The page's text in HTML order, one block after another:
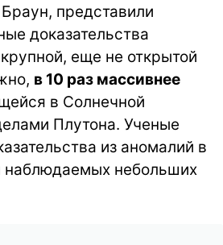
представили
доказательства
еще не открытой
в 10 раз массивнее
в Солнечной
Плутона. Ученые
из аномалий в
наблюдаемых небольших